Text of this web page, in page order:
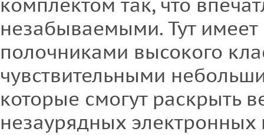
незабываемыми. Тут имеет
полочниками высокого
чувствительными
которые смогут раскрыть
незаурядных электронных